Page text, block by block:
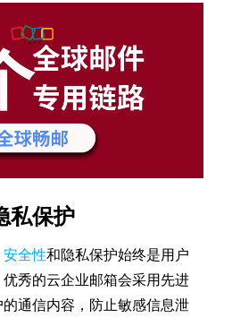
私保护
安全性和隐私保护始终是用户
秀的云企业邮箱会采用先进
通信内容，防止敏感信息泄